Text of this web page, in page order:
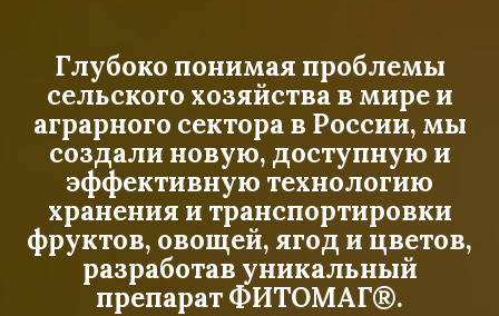
Глубоко понимая проблемы
сельского хозяйства в мире и
аграрного сектора в России, мы
создали новую, доступную и
эффективную технологию
хранения и транспортировки
фруктов, овощей, ягод и цветов,
разработав уникальный
препарат ФИТОМАГ®.